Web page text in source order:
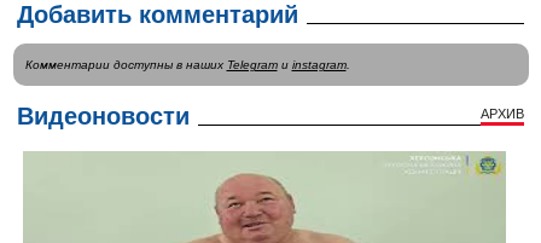
Добавить комментарий
Комментарии доступны в наших Telegramи instagram.
Видеоновости АРХИВ